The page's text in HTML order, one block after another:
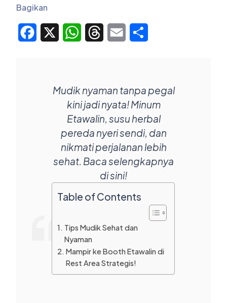
Bagikan
Facebook WhatsAppThreadsEmail
Mudik nyaman tanpa pegal
kini jadi nyata! Minum
Etawalin, susu herbal
pereda nyeri sendi, dan
nikmati perjalanan lebih
sehat. Baca selengkapnya
di sini!
Table of Contents
Tips Mudik Sehat dan
Nyaman
Mampir ke Booth Etawalin di
Rest Area Strategis!